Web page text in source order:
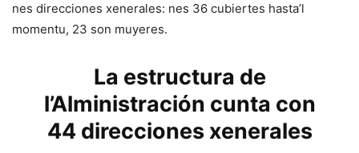
nes direcciones xenerales: nes 36 cubiertes hasta’l
momentu, 23 son muyeres.
La estructura de
l’Alministración cunta con
44 direcciones xenerales